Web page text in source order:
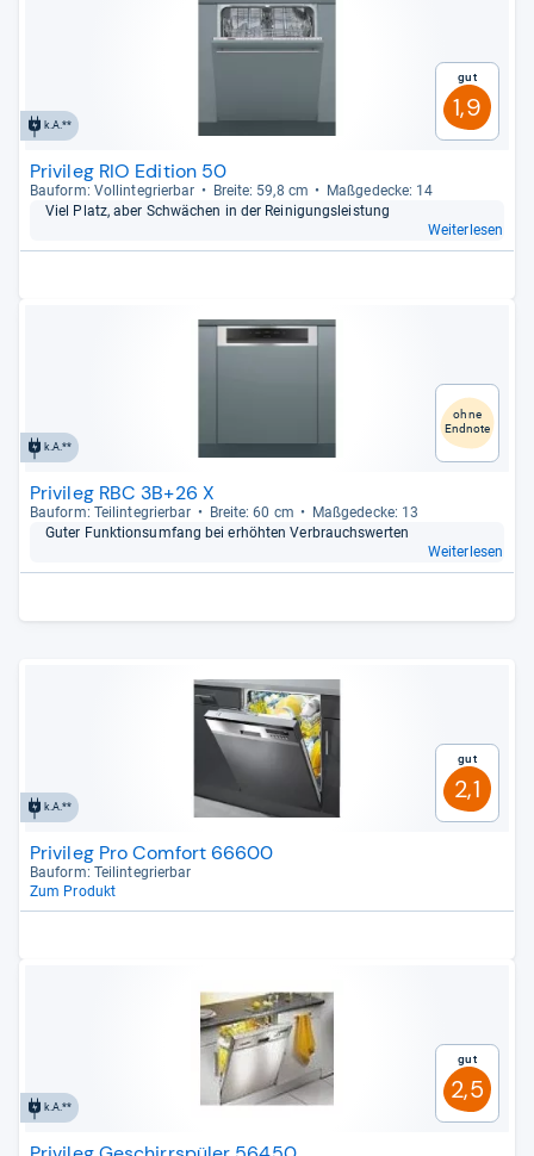
k.A.**
Gut
1,9
Privileg RIO Edition 50
Bau­form: Vollin­te­grier­bar Breite: 59,8 cm
Maß­ge­de­cke: 14
Viel Platz, aber Schwä­chen in der Rei­ni­gungs­leis­tung
Weiterlesen
k.A.**
ohne
Endnote
Privileg RBC 3B+26 X
Bau­form: Teilin­te­grier­bar Breite: 60 cm
Maß­ge­de­cke: 13
Guter Funk­ti­ons­um­fang bei erhöh­ten Ver­brauchs­wer­ten
Weiterlesen
k.A.**
Gut
2,1
Privileg Pro Comfort 66600
Bau­form: Teilin­te­grier­bar
Zum Produkt
k.A.**
Gut
2,5